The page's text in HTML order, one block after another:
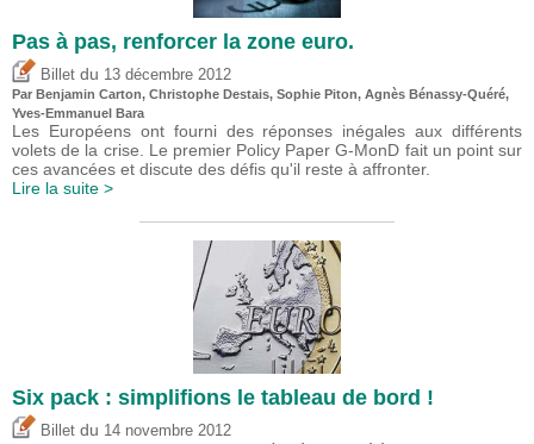
Pas à pas, renforcer la zone euro.
Billet du 13 décembre 2012
Par Benjamin Carton, Christophe Destais, Sophie Piton, Agnès Bénassy-Quéré,
Yves-Emmanuel Bara
Les Européens ont fourni des réponses inégales aux différents
volets de la crise. Le premier Policy Paper G-MonD fait un point sur
ces avancées et discute des défis qu'il reste à affronter.
Lire la suite >
Six pack : simplifions le tableau de bord !
Billet du 14 novembre 2012